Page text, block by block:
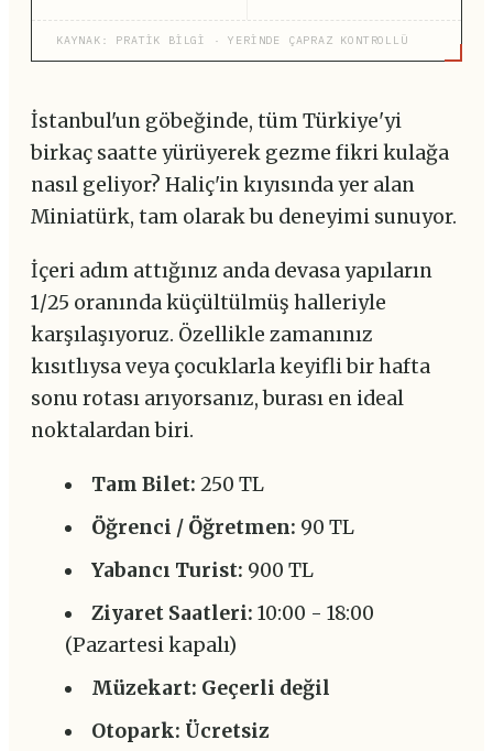
KAYNAK: PRATİK BİLGİ · YERİNDE ÇAPRAZ KONTROLLÜ
İstanbul'un göbeğinde, tüm Türkiye'yi
birkaç saatte yürüyerek gezme fikri kulağa
nasıl geliyor? Haliç'in kıyısında yer alan
Miniatürk, tam olarak bu deneyimi sunuyor.
İçeri adım attığınız anda devasa yapıların
1/25 oranında küçültülmüş halleriyle
karşılaşıyoruz. Özellikle zamanınız
kısıtlıysa veya çocuklarla keyifli bir hafta
sonu rotası arıyorsanız, burası en ideal
noktalardan biri.
Tam Bilet: 250 TL
Öğrenci / Öğretmen: 90 TL
Yabancı Turist: 900 TL
Ziyaret Saatleri: 10:00 - 18:00
(Pazartesi kapalı)
Müzekart: Geçerli değil
Otopark: Ücretsiz